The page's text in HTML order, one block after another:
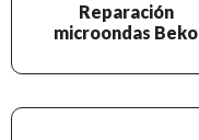
Reparación
microondas Beko